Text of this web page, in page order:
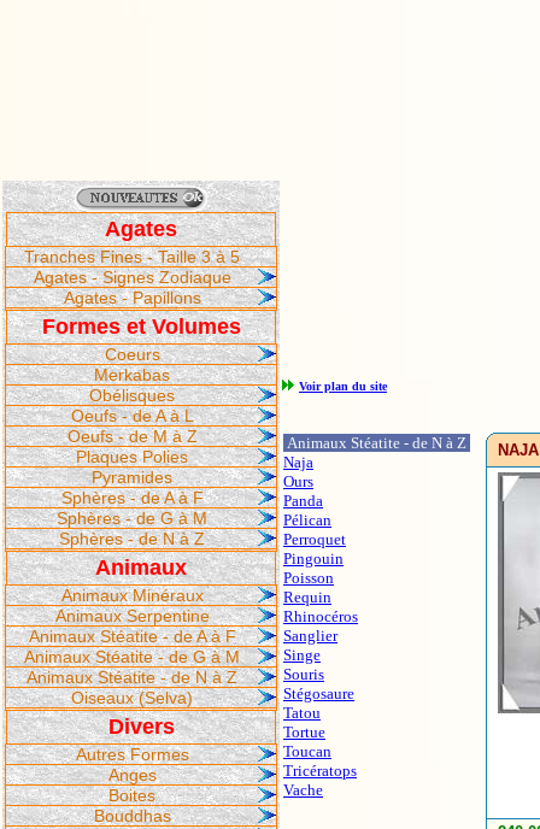
Agates
Tranches Fines - Taille 3 à 5
Agates - Signes Zodiaque
Agates - Papillons
Formes et Volumes
Coeurs
Merkabas
Obélisques
Oeufs - de A à L
Oeufs - de M à Z
Plaques Polies
Pyramides
Sphères - de A à F
Sphères - de G à M
Sphères - de N à Z
Animaux
Animaux Minéraux
Animaux Serpentine
Animaux Stéatite - de A à F
Animaux Stéatite - de G à M
Animaux Stéatite - de N à Z
Oiseaux (Selva)
Divers
Autres Formes
Anges
Boites
Bouddhas
Voir plan du site
Animaux Stéatite - de N à Z
Naja
Ours
Panda
Pélican
Perroquet
Pingouin
Poisson
Requin
Rhinocéros
Sanglier
Singe
Souris
Stégosaure
Tatou
Tortue
Toucan
Tricératops
Vache